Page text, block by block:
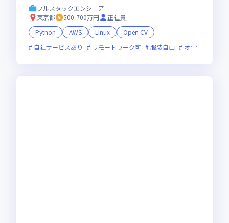
フルスタックエンジニア
東京都
500-700万円
正社員
Python
AWS Linux
Open CV
自社サービスあり
リモートワーク可 服装自由 オンライン選考可